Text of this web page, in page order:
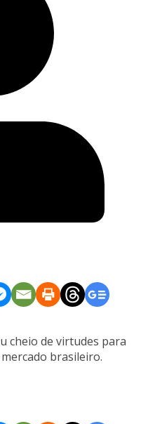
cheio de virtudes para
brasileiro.